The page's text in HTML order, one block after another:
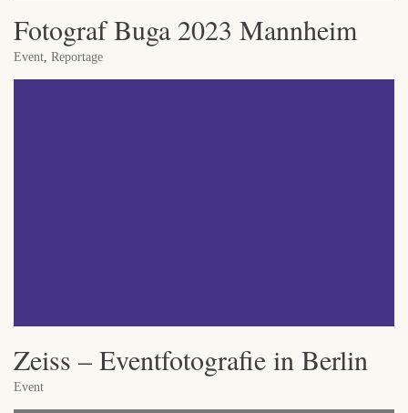
Fotograf Buga 2023 Mannheim
Event, Reportage
Zeiss – Eventfotografie in Berlin
Event